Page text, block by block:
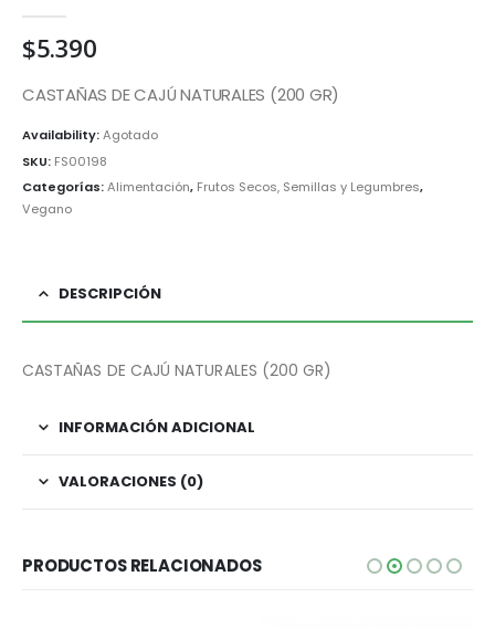
$5.390
CASTAÑAS DE CAJÚ NATURALES (200 GR)
Availability:Agotado
SKU: FS00198
Categorías:Alimentación, Frutos Secos, Semillas y Legumbres,
Vegano
DESCRIPCIÓN
CASTAÑAS DE CAJÚ NATURALES (200 GR)
INFORMACIÓN ADICIONAL
VALORACIONES (0)
PRODUCTOS RELACIONADOS